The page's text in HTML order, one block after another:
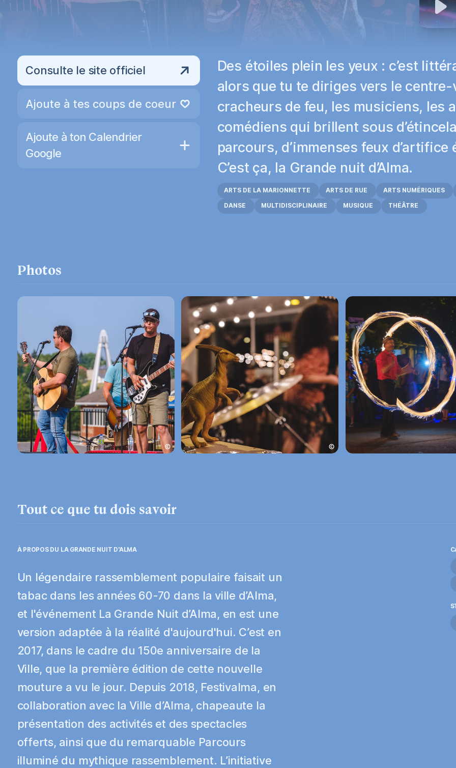
Consulte le site officiel
Ajoute à tes coups de coeur
Ajoute à ton Calendrier
Google
Des étoiles plein les yeux : c’est
alors que tu te diriges vers le centre-
cracheurs de feu, les musiciens, les
comédiens qui brillent sous
parcours, d’immenses feux
C’est ça, la Grande nuit d’Alma.
ARTS DE LA MARIONNETTE ARTS DE RUE ARTS NUMÉRIQUES
DANSE MULTIDISCIPLINAIRE MUSIQUE THÉÂTRE
Photos
Tout ce que tu dois savoir
À PROPOS DU LA GRANDE NUIT D'ALMA
Un légendaire rassemblement populaire faisait un
tabac dans les années 60-70 dans la ville d’Alma,
et l'événement La Grande Nuit d’Alma, en est une
version adaptée à la réalité d'aujourd'hui. C’est en
2017, dans le cadre du 150e anniversaire de la
Ville, que la première édition de cette nouvelle
mouture a vu le jour. Depuis 2018, Festivalma, en
collaboration avec la Ville d’Alma, chapeaute la
présentation des activités et des spectacles
offerts, ainsi que du remarquable Parcours
illuminé du mythique rassemblement. L’initiative